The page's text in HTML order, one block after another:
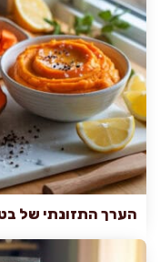
הערך התזונתי של